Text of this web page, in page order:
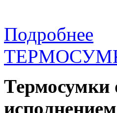
Подробнее
Термосумки